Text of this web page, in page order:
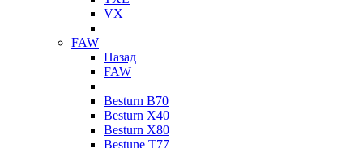
VX
FAW
Назад
FAW
Besturn B70
Besturn X40
Besturn X80
Bestune T77